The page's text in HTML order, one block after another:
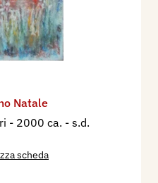
Natale
- 2000 ca. - s.d.
scheda